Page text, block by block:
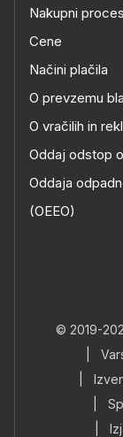
Nakupni proces
Cene
Načini plačila
O prevzemu
O vračilih in
Oddaj odstop
Oddaja
(OEEO)
© 2019-